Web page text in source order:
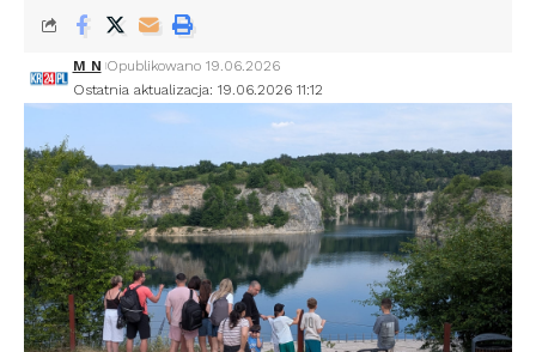
Ostatnia aktualizacja: 19.06.2026 11:12
M N Opublikowano 19.06.2026